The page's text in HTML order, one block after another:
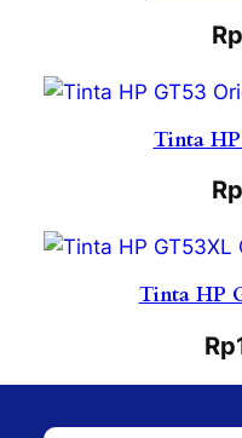
Rp
Tinta
Rp
Tinta HP
Rp